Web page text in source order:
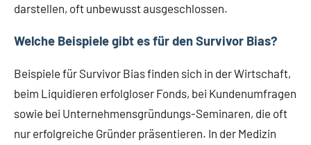
darstellen, oft unbewusst ausgeschlossen.
Welche Beispiele gibt es für den Survivor Bias?
Beispiele für Survivor Bias finden sich in der Wirtschaft,
beim Liquidieren erfolgloser Fonds, bei Kundenumfragen
sowie bei Unternehmensgründungs-Seminaren, die oft
nur erfolgreiche Gründer präsentieren. In der Medizin